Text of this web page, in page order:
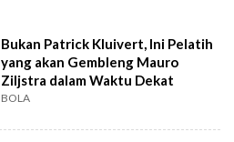
Bukan Patrick Kluivert, Ini Pelatih
yang akan Gembleng Mauro
Ziljstra dalam Waktu Dekat
BOLA